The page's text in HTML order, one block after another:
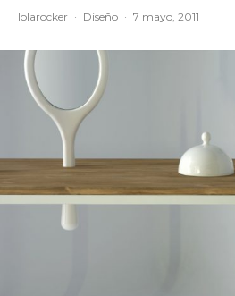
lolarocker · Diseño · 7 mayo, 2011